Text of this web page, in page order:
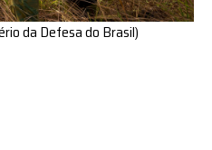
da Defesa do Brasil)